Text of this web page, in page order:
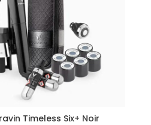
LIRE LA SUITE
Timeless Six+ Noir